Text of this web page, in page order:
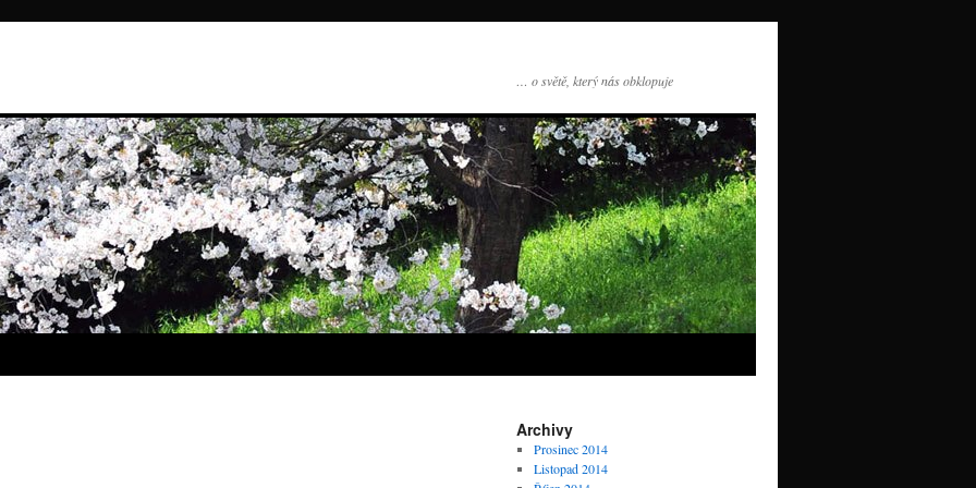
… o světě, který nás obklopuje
Archivy
Prosinec 2014
Listopad 2014